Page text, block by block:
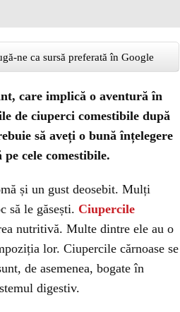
ne ca sursă preferată în Google
care implică o aventură în
de ciuperci comestibile după
să aveți o bună înțelegere
cele comestibile.
și un gust deosebit. Mulți
să le găsești. Ciupercile
nutritivă. Multe dintre ele au o
lor. Ciupercile cărnoase se
de asemenea, bogate în
digestiv.